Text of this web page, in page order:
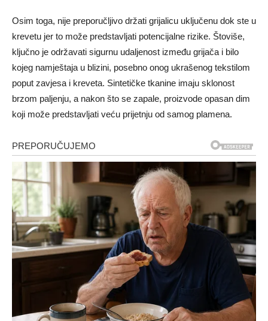
Osim toga, nije preporučljivo držati grijalicu uključenu dok ste u
krevetu jer to može predstavljati potencijalne rizike. Štoviše,
ključno je održavati sigurnu udaljenost između grijača i bilo
kojeg namještaja u blizini, posebno onog ukrašenog tekstilom
poput zavjesa i kreveta. Sintetičke tkanine imaju sklonost
brzom paljenju, a nakon što se zapale, proizvode opasan dim
koji može predstavljati veću prijetnju od samog plamena.